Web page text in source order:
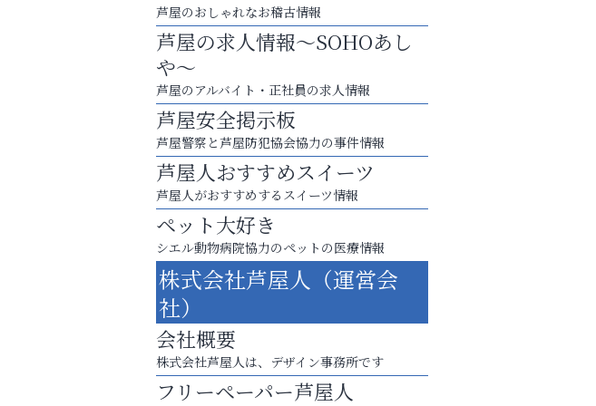
梅雨でカビが繁殖する前に！
エアコン掃除は“今”が最適
芦屋インターナショナルスク
ール
芦屋のおしゃれなお稽古情報
芦屋の求人情報～SOHOあし
や～
芦屋のアルバイト・正社員の求人情報
芦屋安全掲示板
芦屋警察と芦屋防犯協会協力の事件情報
芦屋人おすすめスイーツ
芦屋人がおすすめするスイーツ情報
ペット大好き
シエル動物病院協力のペットの医療情報
株式会社芦屋人（運営会
社）
会社概要
株式会社芦屋人は、デザイン事務所です
フリーペーパー芦屋人